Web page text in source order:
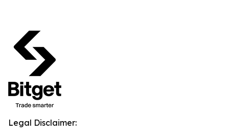
Legal Disclaimer: